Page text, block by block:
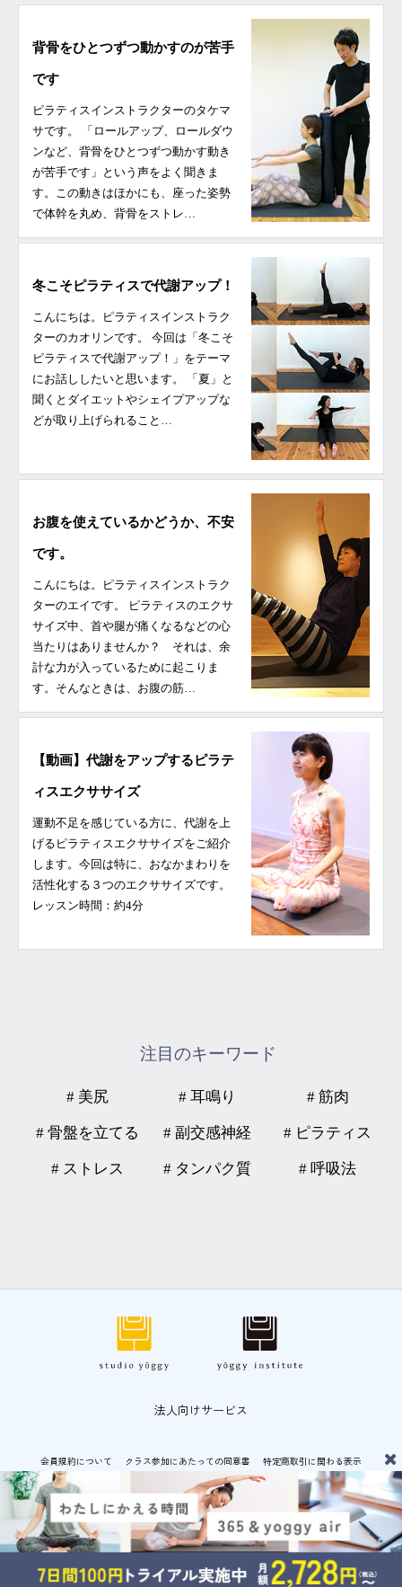
ホーム さがす スケジュール マイページ メニュー
背骨をひとつずつ動かすのが苦手
です
ピラティスインストラクターのタケマ
サです。 「ロールアップ、ロールダウ
ンなど、背骨をひとつずつ動かす動き
が苦手です」という声をよく聞きま
す。この動きはほかにも、座った姿勢
で体幹を丸め、背骨をストレ…
冬こそピラティスで代謝アップ！
こんにちは。ピラティスインストラク
ターのカオリンです。 今回は「冬こそ
ピラティスで代謝アップ！」をテーマ
にお話ししたいと思います。 「夏」と
聞くとダイエットやシェイプアップな
どが取り上げられること…
お腹を使えているかどうか、不安
です。
こんにちは。ピラティスインストラク
ターのエイです。 ピラティスのエクサ
サイズ中、首や腿が痛くなるなどの心
当たりはありませんか？ それは、余
計な力が入っているために起こりま
す。そんなときは、お腹の筋…
【動画】代謝をアップするピラテ
ィスエクササイズ
運動不足を感じている方に、代謝を上
げるピラティスエクササイズをご紹介
します。今回は特に、おなかまわりを
活性化する３つのエクササイズです。
レッスン時間：約4分
注目のキーワード
# 美尻 # 耳鳴り # 筋肉
# 骨盤を立てる # 副交感神経 # ピラティス
# ストレス # タンパク質 # 呼吸法
法人向けサービス
会員規約について クラス参加にあたっての同意書
特定商取引に関わる表示
プライバシーポリシー
© CF-LAB CO.,LTD 運営：CF-LAB 株式会社